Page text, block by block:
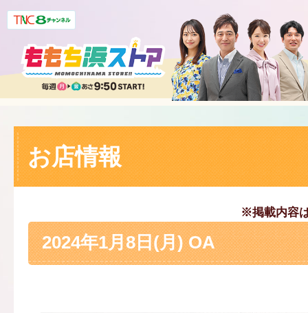
お店情報
※掲載内容
2024年1月8日(月) OA